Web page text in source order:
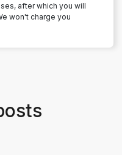
after which you will
won't charge you